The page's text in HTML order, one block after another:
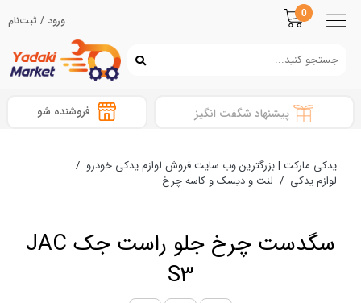
0 ورود / ثبت‌نام
پیشنهاد شگفت انگیز فروشنده شو
یدکی مارکت | بزرگترین وب سایت فروش لوازم یدکی خودرو /
لوازم یدکی / لنت و دیسک و کاسه چرخ
سگدست چرخ جلو راست جک JAC
S3